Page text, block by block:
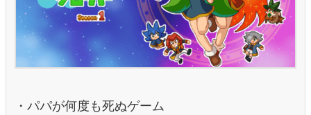
・パパが何度も死ぬゲーム